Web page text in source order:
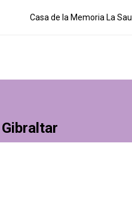
Casa de la Memoria La